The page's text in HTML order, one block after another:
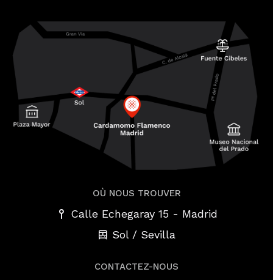
OÙ NOUS TROUVER
Calle Echegaray 15 - Madrid
Sol / Sevilla
CONTACTEZ-NOUS